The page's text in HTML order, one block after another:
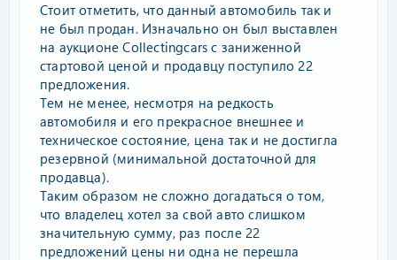
Стоит отметить, что данный автомобиль так и
не был продан. Изначально он был выставлен
на аукционе Collectingcars с заниженной
стартовой ценой и продавцу поступило 22
предложения.
Тем не менее, несмотря на редкость
автомобиля и его прекрасное внешнее и
техническое состояние, цена так и не достигла
резервной (минимальной достаточной для
продавца).
Таким образом не сложно догадаться о том,
что владелец хотел за свой авто слишком
значительную сумму, раз после 22
предложений цены ни одна не перешла